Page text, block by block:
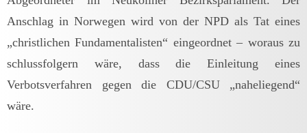
Anschlag in Norwegen wird von der NPD als Tat eines
„christlichen Fundamentalisten“ eingeordnet – woraus zu
schlussfolgern wäre, dass die Einleitung eines
Verbotsverfahren gegen die CDU/CSU „naheliegend“
wäre.